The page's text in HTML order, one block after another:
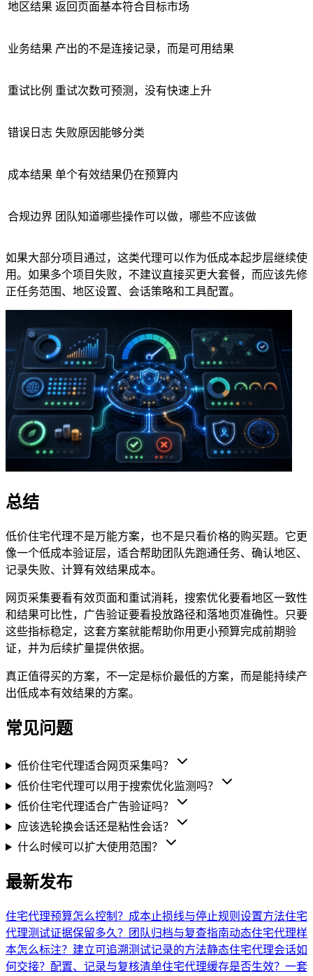
地区结果 返回页面基本符合目标市场
业务结果 产出的不是连接记录，而是可用结果
重试比例 重试次数可预测，没有快速上升
错误日志 失败原因能够分类
成本结果 单个有效结果仍在预算内
合规边界 团队知道哪些操作可以做，哪些不应该做
如果大部分项目通过，这类代理可以作为低成本起步层继续使
用。如果多个项目失败，不建议直接买更大套餐，而应该先修
正任务范围、地区设置、会话策略和工具配置。
总结
低价住宅代理不是万能方案，也不是只看价格的购买题。它更
像一个低成本验证层，适合帮助团队先跑通任务、确认地区、
记录失败、计算有效结果成本。
网页采集要看有效页面和重试消耗，搜索优化要看地区一致性
和结果可比性，广告验证要看投放路径和落地页准确性。只要
这些指标稳定，这套方案就能帮助你用更小预算完成前期验
证，并为后续扩量提供依据。
真正值得买的方案，不一定是标价最低的方案，而是能持续产
出低成本有效结果的方案。
常见问题
低价住宅代理适合网页采集吗？
低价住宅代理可以用于搜索优化监测吗？
低价住宅代理适合广告验证吗？
应该选轮换会话还是粘性会话？
什么时候可以扩大使用范围？
最新发布
住宅代理预算怎么控制？成本止损线与停止规则设置方法住宅
代理测试证据保留多久？团队归档与复查指南动态住宅代理样
本怎么标注？建立可追溯测试记录的方法静态住宅代理会话如
何交接？配置、记录与复核清单住宅代理缓存是否生效？一套